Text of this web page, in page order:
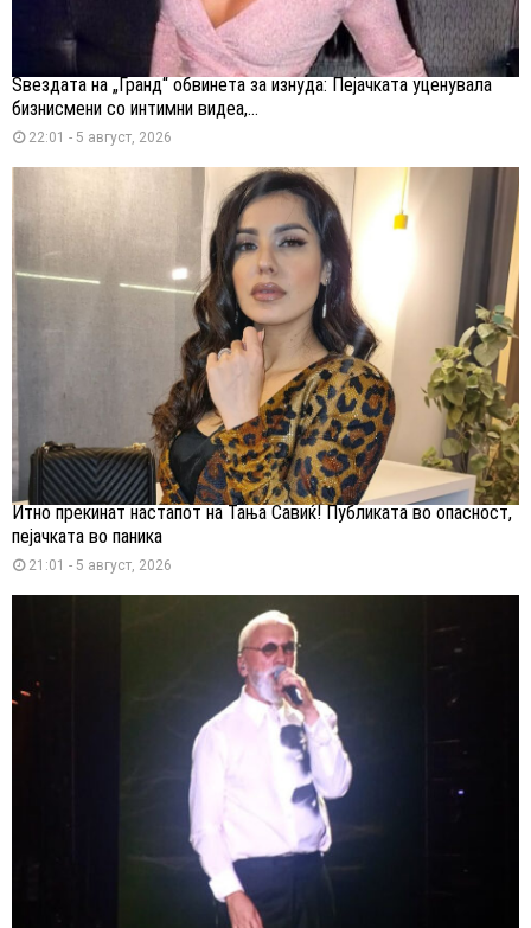
Ѕвездата на „Гранд“ обвинета за изнуда: Пејачката уценувала
бизнисмени со интимни видеа,...
22:01 - 5 август, 2026
Итно прекинат настапот на Тања Савиќ! Публиката во опасност,
пејачката во паника
21:01 - 5 август, 2026